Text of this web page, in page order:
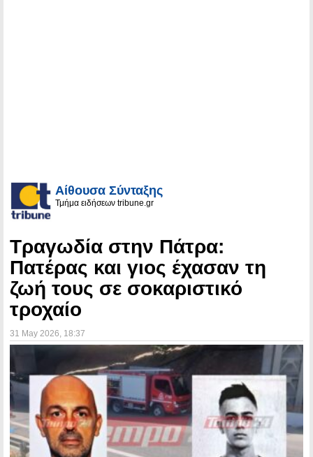
Αίθουσα Σύνταξης
Τμήμα ειδήσεων tribune.gr
Τραγωδία στην Πάτρα:
Πατέρας και γιος έχασαν τη
ζωή τους σε σοκαριστικό
τροχαίο
31 May 2026 , 18:37